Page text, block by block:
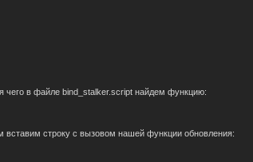
чего в файле bind_stalker.script найдем функцию:
вставим строку с вызовом нашей функции обновления: